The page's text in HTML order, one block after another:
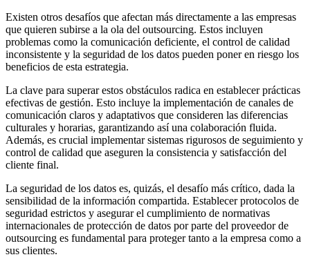
Existen otros desafíos que afectan más directamente a las empresas
que quieren subirse a la ola del outsourcing. Estos incluyen
problemas como la comunicación deficiente, el control de calidad
inconsistente y la seguridad de los datos pueden poner en riesgo los
beneficios de esta estrategia.
La clave para superar estos obstáculos radica en establecer prácticas
efectivas de gestión. Esto incluye la implementación de canales de
comunicación claros y adaptativos que consideren las diferencias
culturales y horarias, garantizando así una colaboración fluida.
Además, es crucial implementar sistemas rigurosos de seguimiento y
control de calidad que aseguren la consistencia y satisfacción del
cliente final.
La seguridad de los datos es, quizás, el desafío más crítico, dada la
sensibilidad de la información compartida. Establecer protocolos de
seguridad estrictos y asegurar el cumplimiento de normativas
internacionales de protección de datos por parte del proveedor de
outsourcing es fundamental para proteger tanto a la empresa como a
sus clientes.